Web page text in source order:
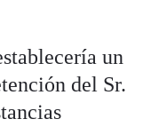
un
del Sr.